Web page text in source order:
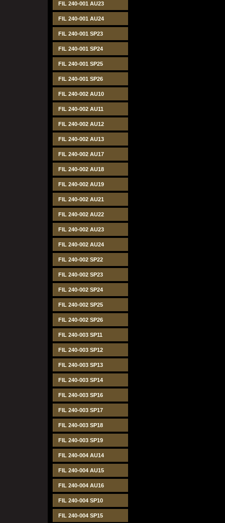
FIL 240-001 AU23
FIL 240-001 AU24
FIL 240-001 SP23
FIL 240-001 SP24
FIL 240-001 SP25
FIL 240-001 SP26
FIL 240-002 AU10
FIL 240-002 AU11
FIL 240-002 AU12
FIL 240-002 AU13
FIL 240-002 AU17
FIL 240-002 AU18
FIL 240-002 AU19
FIL 240-002 AU21
FIL 240-002 AU22
FIL 240-002 AU23
FIL 240-002 AU24
FIL 240-002 SP22
FIL 240-002 SP23
FIL 240-002 SP24
FIL 240-002 SP25
FIL 240-002 SP26
FIL 240-003 SP11
FIL 240-003 SP12
FIL 240-003 SP13
FIL 240-003 SP14
FIL 240-003 SP16
FIL 240-003 SP17
FIL 240-003 SP18
FIL 240-003 SP19
FIL 240-004 AU14
FIL 240-004 AU15
FIL 240-004 AU16
FIL 240-004 SP10
FIL 240-004 SP15